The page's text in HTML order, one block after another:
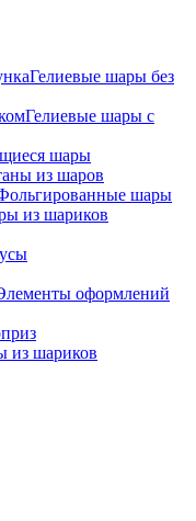
Гелиевые шары без
Гелиевые шары с
шары
из шаров
шары
из шариков
оформлений
из шариков